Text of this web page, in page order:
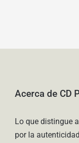
Acerca de CD
Lo que distingue
por la